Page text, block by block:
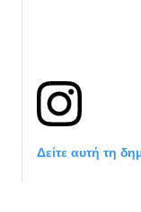
Δείτε αυτή τη